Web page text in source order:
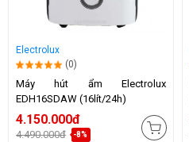
Electrolux
(0)
Máy hút ẩm Electrolux
EDH16SDAW (16lít/24h)
4.150.000đ
4.490.000đ -8%